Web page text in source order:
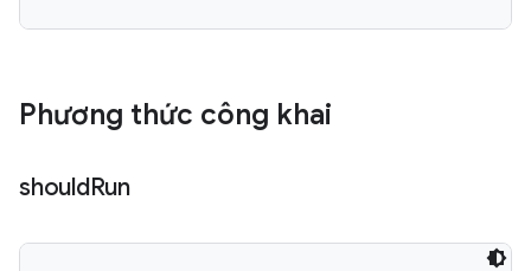
Phương thức công khai
shouldRun